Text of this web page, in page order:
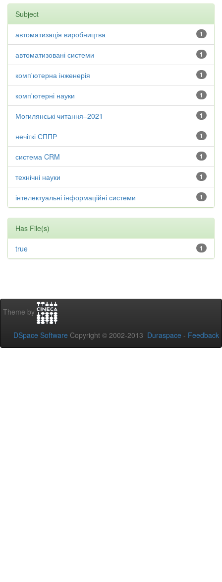
Subject
1
автоматизація виробництва
1
автоматизовані системи
1
комп'ютерна інженерія
1
комп'ютерні науки
1
Могилянські читання–2021
1
нечіткі СППР
1
система CRM
1
технічні науки
1
інтелектуальні інформаційні системи
Has File(s)
1
true
Theme by
DSpace Software Copyright © 2002-2013 Duraspace - Feedback